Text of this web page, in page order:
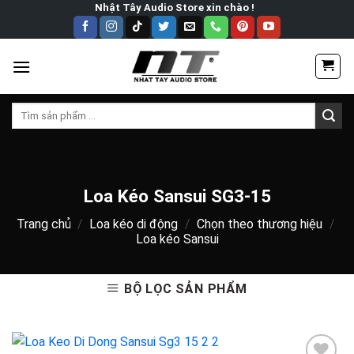
Nhật Tây Audio Store xin chào !
Tìm
Loa Kéo Sansui SG3-15
Trang chủ / Loa kéo di động / Chọn theo thương hiệu /
Loa kéo Sansui
BỘ LỌC SẢN PHẨM